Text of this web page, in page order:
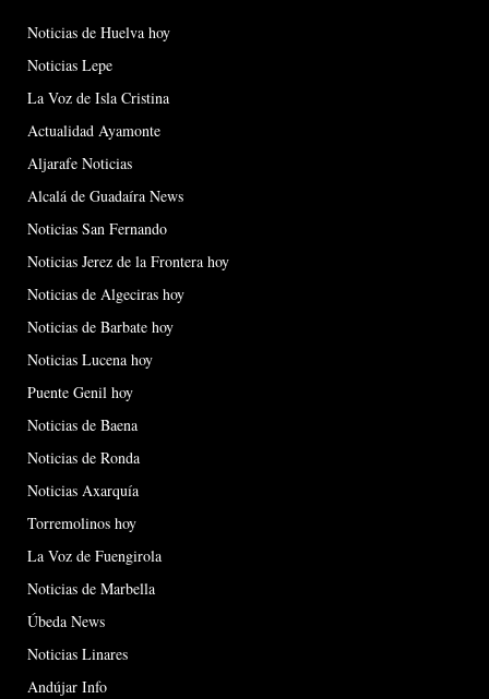
Noticias de Huelva hoy
Noticias Lepe
La Voz de Isla Cristina
Actualidad Ayamonte
Aljarafe Noticias
Alcalá de Guadaíra News
Noticias San Fernando
Noticias Jerez de la Frontera hoy
Noticias de Algeciras hoy
Noticias de Barbate hoy
Noticias Lucena hoy
Puente Genil hoy
Noticias de Baena
Noticias de Ronda
Noticias Axarquía
Torremolinos hoy
La Voz de Fuengirola
Noticias de Marbella
Úbeda News
Noticias Linares
Andújar Info